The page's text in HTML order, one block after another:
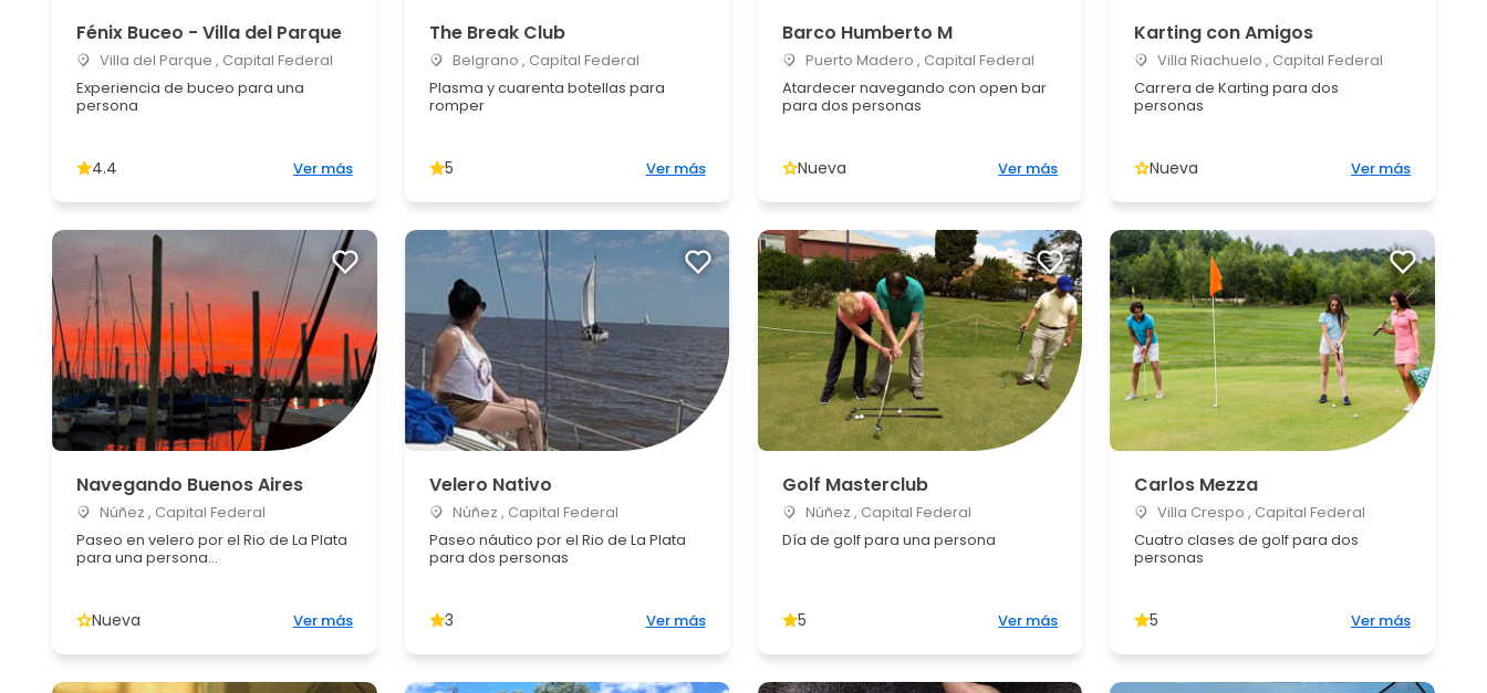
Fénix Buceo - Villa del Parque
Villa del Parque , Capital Federal
Experiencia de buceo para una
persona
4.4 Ver más
The Break Club
Belgrano , Capital Federal
Plasma y cuarenta botellas para
romper
5 Ver más
Barco Humberto M
Puerto Madero , Capital Federal
Atardecer navegando con open bar
para dos personas
Nueva Ver más
Karting con Amigos
Villa Riachuelo , Capital Federal
Carrera de Karting para dos
personas
Nueva Ver más
Navegando Buenos Aires
Núñez , Capital Federal
Paseo en velero por el Rio de La Plata
para una persona...
Nueva Ver más
Velero Nativo
Núñez , Capital Federal
Paseo náutico por el Rio de La Plata
para dos personas
3 Ver más
Golf Masterclub
Núñez , Capital Federal
Día de golf para una persona
5 Ver más
Carlos Mezza
Villa Crespo , Capital Federal
Cuatro clases de golf para dos
personas
5 Ver más